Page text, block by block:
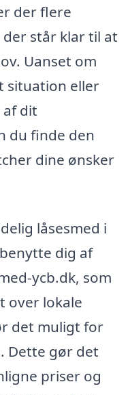
der flere
står klar til at
Uanset om
situation eller
dit
du finde den
dine ønsker
låsesmed i
dig af
ycb.dk, som
over lokale
det muligt for
Dette gør det
priser og